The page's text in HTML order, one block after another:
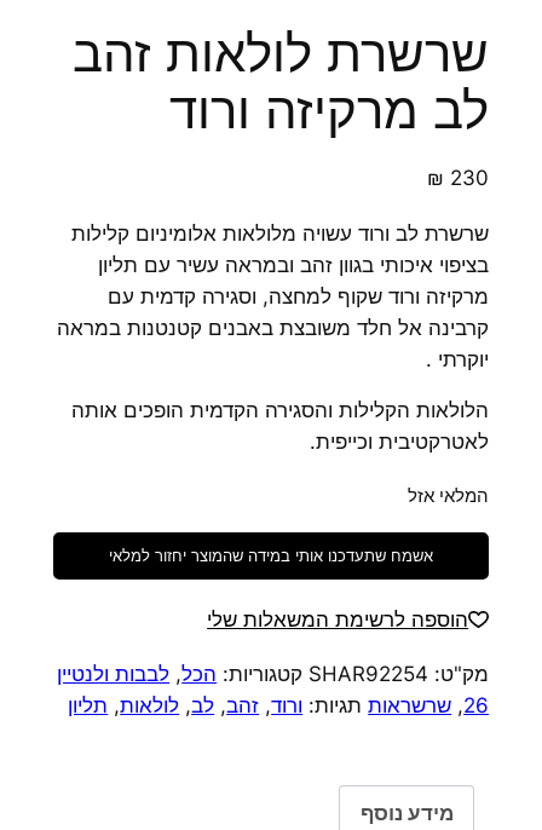
שרשרת לולאות זהב
לב מרקיזה ורוד
₪ 230
שרשרת לב ורוד עשויה מלולאות אלומיניום קלילות
בציפוי איכותי בגוון זהב ובמראה עשיר עם תליון
מרקיזה ורוד שקוף למחצה, וסגירה קדמית עם
קרבינה אל חלד משובצת באבנים קטנטנות במראה
יוקרתי .
הלולאות הקלילות והסגירה הקדמית הופכים אותה
לאטרקטיבית וכייפית.
המלאי אזל
אשמח שתעדכנו אותי במידה שהמוצר יחזור למלאי
הוספה לרשימת המשאלות שלי
מק"ט: SHAR92254 קטגוריות: הכל, לבבות ולנטיין
26
, שרשראות תגיות: ורוד, זהב, לב, לולאות, תליון
מידע נוסף